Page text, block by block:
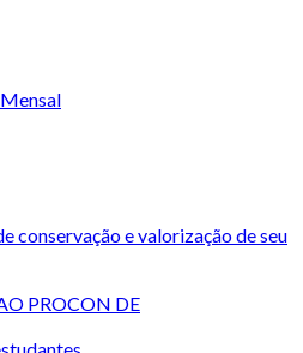
conservação e valorização de seu
PROCON DE